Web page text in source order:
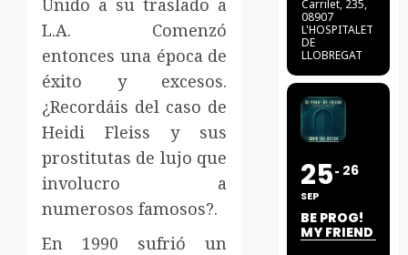
L.A. Comenzó
entonces una época de
éxito y excesos.
¿Recordáis del caso de
Heidi Fleiss y sus
prostitutas de lujo que
involucro a
numerosos famosos?.
En 1990 sufrió un
Carrilet, 235,
08907
L'HOSPITALET
DE
LLOBREGAT
25
SEP
26
BE PROG!
MY FRIEND